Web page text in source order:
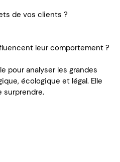
de vos clients ?
leur comportement ?
pour analyser les grandes
écologique et légal. Elle
surprendre.